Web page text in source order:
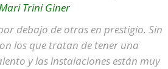
Trini Giner
debajo de otras en prestigio. Sin
los que tratan de tener una
y las instalaciones están muy